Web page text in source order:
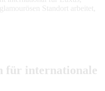
Standort arbeitet,
für internationale